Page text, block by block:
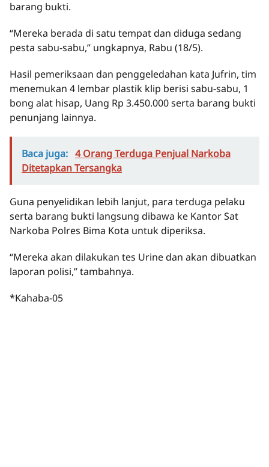
barang bukti.
“Mereka berada di satu tempat dan diduga sedang
pesta sabu-sabu,” ungkapnya, Rabu (18/5).
Hasil pemeriksaan dan penggeledahan kata Jufrin, tim
menemukan 4 lembar plastik klip berisi sabu-sabu, 1
bong alat hisap, Uang Rp 3.450.000 serta barang bukti
penunjang lainnya.
Baca juga: 4 Orang Terduga Penjual Narkoba
Ditetapkan Tersangka
Guna penyelidikan lebih lanjut, para terduga pelaku
serta barang bukti langsung dibawa ke Kantor Sat
Narkoba Polres Bima Kota untuk diperiksa.
“Mereka akan dilakukan tes Urine dan akan dibuatkan
laporan polisi,” tambahnya.
*Kahaba-05